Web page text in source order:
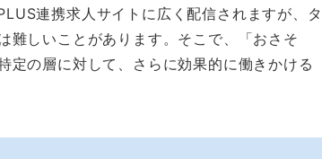
連携求人サイトに広く配信されますが、タ
難しいことがあります。そこで、「おさそ
定の層に対して、さらに効果的に働きかける